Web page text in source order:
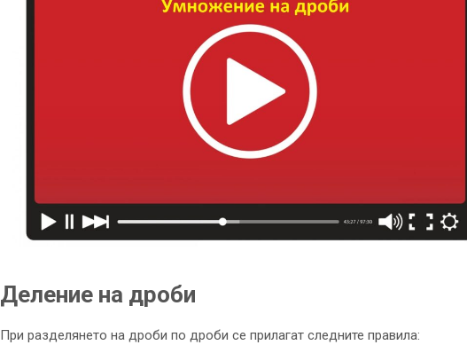
Деление на дроби
При разделянето на дроби по дроби се прилагат следните правила: